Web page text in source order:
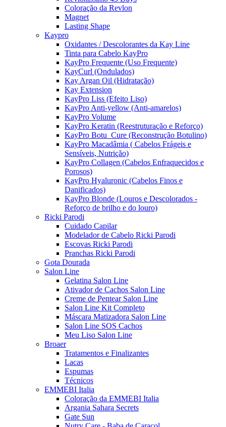
Coloração da Revlon
Magnet
Lasting Shape
Kaypro
Oxidantes / Descolorantes da Kay Line
Tinta para Cabelo KayPro
KayPro Frequente (Uso Frequente)
KayCurl (Ondulados)
Kay Argan Oil (Hidratação)
Kay Extension
KayPro Liss (Efeito Liso)
KayPro Anti-yellow (Anti-amarelos)
KayPro Volume
KayPro Keratin (Reestruturação e Reforço)
KayPro Botu_Cure (Reconstrução Botulino)
KayPro Macadâmia ( Cabelos Frágeis e
Sensíveis, Nutrição)
KayPro Collagen (Cabelos Enfraquecidos e
Porosos)
KayPro Hyaluronic (Cabelos Finos e
Danificados)
KayPro Blonde (Louros e Descolorados -
Reforço de brilho e do louro)
Ricki Parodi
Cuidado Capilar
Modelador de Cabelo Ricki Parodi
Escovas Ricki Parodi
Pranchas Ricki Parodi
Gota Dourada
Salon Line
Gelatina Salon Line
Ativador de Cachos Salon Line
Creme de Pentear Salon Line
Salon Line Kit Completo
Máscara Matizadora Salon Line
Salon Line SOS Cachos
Meu Liso Salon Line
Broaer
Tratamentos e Finalizantes
Lacas
Espumas
Técnicos
EMMEBI Italia
Coloração da EMMEBI Italia
Argania Sahara Secrets
Gate Sun